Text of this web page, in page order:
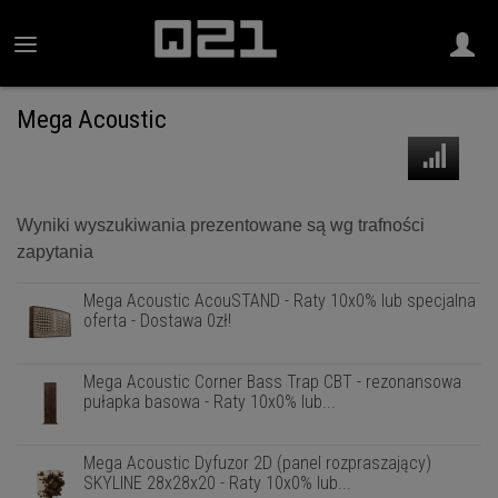
Mega Acoustic
Wyniki wyszukiwania prezentowane są wg trafności
zapytania
Mega Acoustic AcouSTAND - Raty 10x0% lub specjalna
oferta - Dostawa 0zł!
Mega Acoustic Corner Bass Trap CBT - rezonansowa
pułapka basowa - Raty 10x0% lub...
Mega Acoustic Dyfuzor 2D (panel rozpraszający)
SKYLINE 28x28x20 - Raty 10x0% lub...